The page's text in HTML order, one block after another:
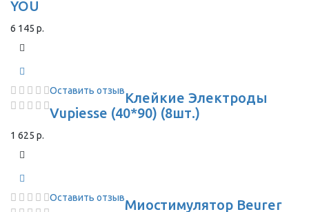
YOU
6 145 р.
Оставить отзывКлейкие Электроды
Vupiesse (40*90) (8шт.)
1 625 р.
Оставить отзывМиостимулятор Beurer